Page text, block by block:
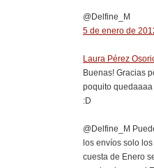
@Delfine_M
5 de enero de
Laura Pérez
Buenas! Gracias
poquito
:D
@Delfine_M
los envíos solo
cuesta de Enero